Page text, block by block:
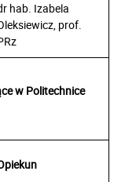
hab. Izabela
prof.
w Politechnice